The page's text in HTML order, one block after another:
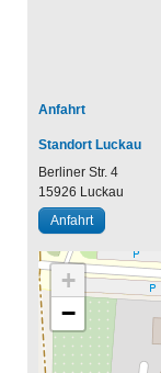
Anfahrt
Standort Luckau
Berliner Str. 4
15926 Luckau
Anfahrt
+
−